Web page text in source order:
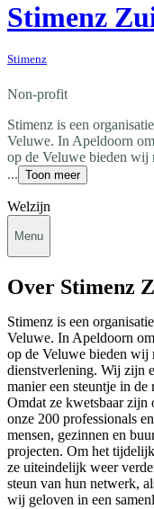
Stimenz
Stimenz
Non-profit
Stimenz is een
Veluwe. In Apeldoorn
op de Veluwe bieden wij
... Toon meer
Welzijn
Menu
Over Stimenz
Stimenz is een
Veluwe. In Apeldoorn
op de Veluwe bieden wij
dienstverlening. Wij zijn
manier een steuntje in
Omdat ze kwetsbaar
onze 200 professionals
mensen, gezinnen en
projecten. Om het
ze uiteindelijk weer
steun van hun netwerk,
wij geloven in een